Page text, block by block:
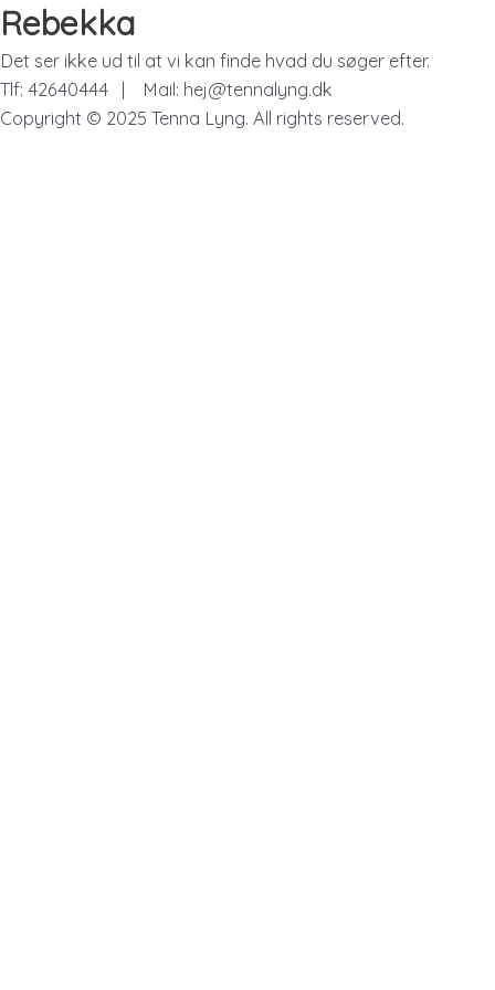
Gå
til
indholdet
Rebekka
Det ser ikke ud til at vi kan finde hvad du søger efter.
Tlf: 42640444 | Mail: hej@tennalyng.dk
Copyright © 2025 Tenna Lyng. All rights reserved.